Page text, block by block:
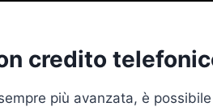
credito
più avanzata, è